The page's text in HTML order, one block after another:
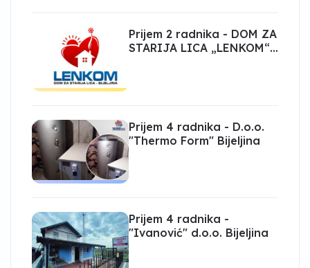
Prijem 2 radnika - DOM ZA
STARIJA LICA „LENKOM“
Prijem 4 radnika - D.o.o.
"Thermo Form" Bijeljina
Prijem 4 radnika -
"Ivanović" d.o.o. Bijeljina